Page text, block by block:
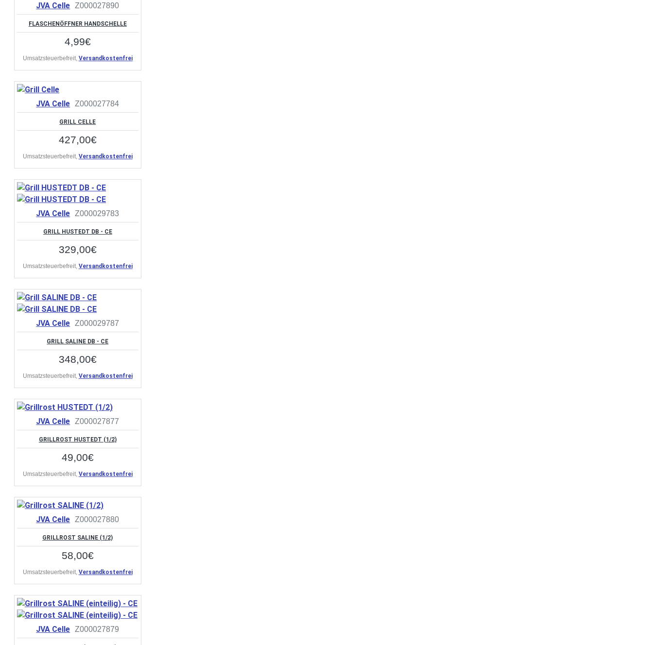
JVA Celle Z000027890
FLASCHENÖFFNER HANDSCHELLE
4,99€
Umsatzsteuerbefreit, Versandkostenfrei
JVA Celle Z000027784
GRILL CELLE
427,00€
Umsatzsteuerbefreit, Versandkostenfrei
JVA Celle Z000029783
GRILL HUSTEDT DB - CE
329,00€
Umsatzsteuerbefreit, Versandkostenfrei
JVA Celle Z000029787
GRILL SALINE DB - CE
348,00€
Umsatzsteuerbefreit, Versandkostenfrei
JVA Celle Z000027877
GRILLROST HUSTEDT (1/2)
49,00€
Umsatzsteuerbefreit, Versandkostenfrei
JVA Celle Z000027880
GRILLROST SALINE (1/2)
58,00€
Umsatzsteuerbefreit, Versandkostenfrei
JVA Celle Z000027879